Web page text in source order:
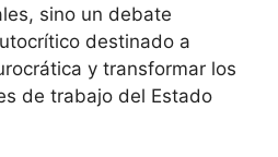
sino un debate
destinado a
y transformar los
de trabajo del Estado